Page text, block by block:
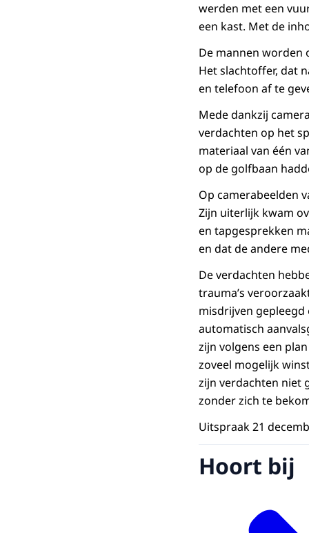
werden met een
een kast. Met de
De mannen worden
Het slachtoffer, dat
en telefoon af te
Mede dankzij
verdachten op het
materiaal van één
op de golfbaan
Op camerabeelden
Zijn uiterlijk kwam
en tapgesprekken
en dat de andere
De verdachten
trauma’s
misdrijven
automatisch
zijn volgens een
zoveel mogelijk
zijn verdachten niet
zonder zich te
Uitspraak 21
Hoort bij